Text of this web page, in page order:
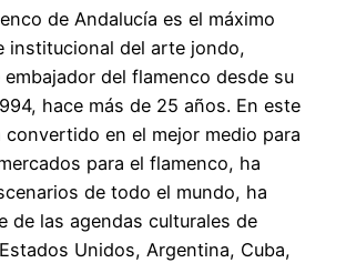
de Andalucía es el máximo
institucional del arte jondo,
del flamenco desde su
hace más de 25 años. En este
convertido en el mejor medio para
para el flamenco, ha
de todo el mundo, ha
de las agendas culturales de
Unidos, Argentina, Cuba,